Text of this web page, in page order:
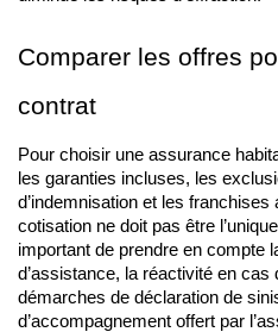
Comparer les offres
contrat
Pour choisir une assurance
les garanties incluses, les
d’indemnisation et les
cotisation ne doit pas être
important de prendre en compte
d’assistance, la réactivité en cas
démarches de déclaration de
d’accompagnement offert par